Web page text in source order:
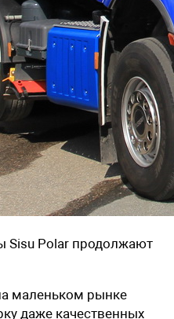
Sisu Polar продолжают
маленьком рынке
даже качественных